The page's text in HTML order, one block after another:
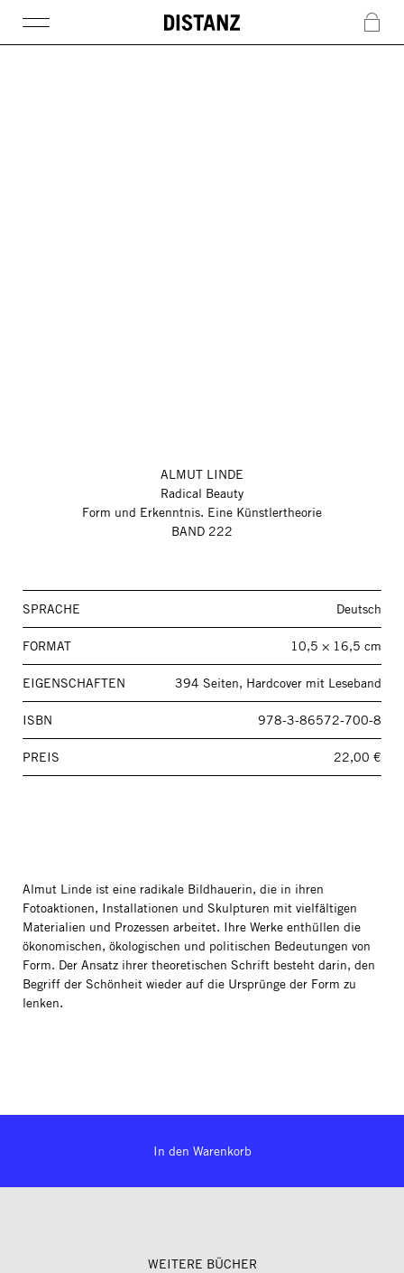
c
ALMUT LINDE
Radical Beauty
Form und Erkenntnis. Eine Künstlertheorie
BAND 222
SPRACHE Deutsch
FORMAT 10,5 × 16,5 cm
EIGENSCHAFTEN 394 Seiten, Hardcover mit Leseband
ISBN 978-3-86572-700-8
PREIS 22,00 €
Almut Linde ist eine radikale Bildhauerin, die in ihren
Fotoaktionen, Installationen und Skulpturen mit vielfältigen
Materialien und Prozessen arbeitet. Ihre Werke enthüllen die
ökonomischen, ökologischen und politischen Bedeutungen von
Form. Der Ansatz ihrer theoretischen Schrift besteht darin, den
Begriff der Schönheit wieder auf die Ursprünge der Form zu
lenken.
In den Warenkorb
WEITERE BÜCHER